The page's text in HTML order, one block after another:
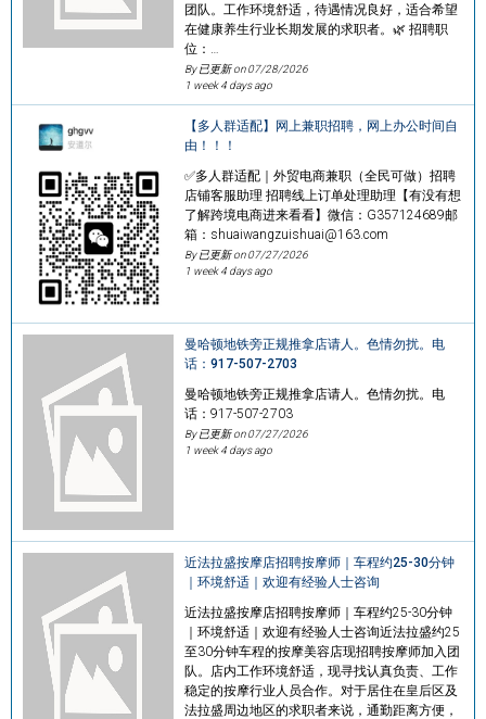
团队。工作环境舒适，待遇情况良好，适合希望
在健康养生行业长期发展的求职者。🌿 招聘职
位：…
By 已更新 on07/28/2026
1 week 4 days ago
【多人群适配】网上兼职招聘，网上办公时间自
由！！！
✅多人群适配｜外贸电商兼职（全民可做）招聘
店铺客服助理 招聘线上订单处理助理【有没有想
了解跨境电商进来看看】微信：G357124689邮
箱：shuaiwangzuishuai@163.com
By 已更新 on07/27/2026
1 week 4 days ago
曼哈顿地铁旁正规推拿店请人。色情勿扰。电
话：917-507-2703
曼哈顿地铁旁正规推拿店请人。色情勿扰。电
话：917-507-2703
By 已更新 on07/27/2026
1 week 4 days ago
近法拉盛按摩店招聘按摩师｜车程约25-30分钟
｜环境舒适｜欢迎有经验人士咨询
近法拉盛按摩店招聘按摩师｜车程约25-30分钟
｜环境舒适｜欢迎有经验人士咨询近法拉盛约25
至30分钟车程的按摩美容店现招聘按摩师加入团
队。店内工作环境舒适，现寻找认真负责、工作
稳定的按摩行业人员合作。对于居住在皇后区及
法拉盛周边地区的求职者来说，通勤距离方便，